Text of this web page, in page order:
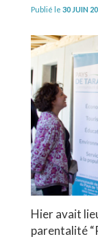
Publié le 30 JUIN
Hier avait
parentalité